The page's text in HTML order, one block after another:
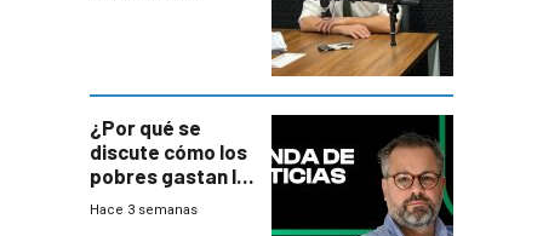
¿Por qué se
discute cómo los
pobres gastan la
plata?
Hace 3 semanas